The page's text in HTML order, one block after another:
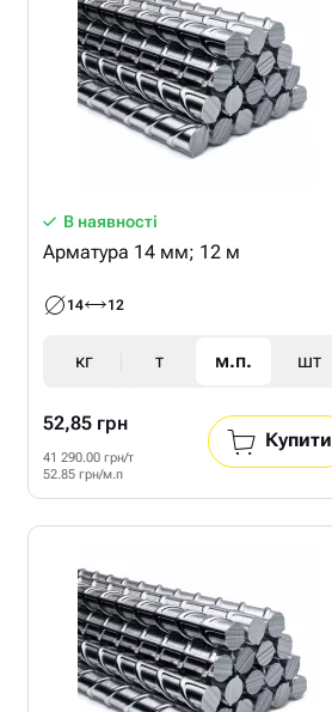
В наявності
Арматура 14 мм; 12 м
14 12
кг т м.п. шт
52,85 грн
41 290.00 грн/т
52.85 грн/м.п
Купити